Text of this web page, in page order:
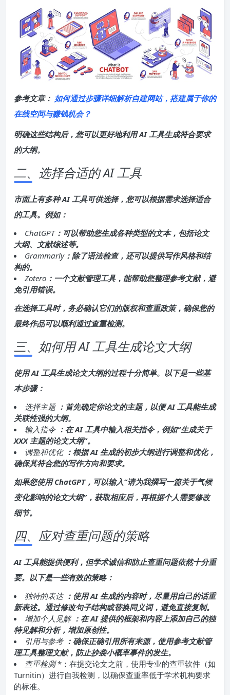
参考文章： 如何通过步骤详细解析自建网站，搭建属于你的
在线空间与赚钱机会？
明确这些结构后，您可以更好地利用 AI 工具生成符合要求
的大纲。
二、选择合适的 AI 工具
市面上有多种 AI 工具可供选择，您可以根据需求选择适合
的工具。例如：
ChatGPT：可以帮助您生成各种类型的文本，包括论文
大纲、文献综述等。
Grammarly：除了语法检查，还可以提供写作风格和结
构的。
Zotero ：一个文献管理工具，能帮助您整理参考文献，避
免引用错误。
在选择工具时，务必确认它们的版权和查重政策，确保您的
最终作品可以顺利通过查重检测。
三、如何用 AI 工具生成论文大纲
使用 AI 工具生成论文大纲的过程十分简单。以下是一些基
本步骤：
选择主题 ：首先确定你论文的主题，以便 AI 工具能生成
关联性强的大纲。
输入指令 ：在 AI 工具中输入相关指令，例如“生成关于
XXX 主题的论文大纲”。
调整和优化 ：根据 AI 生成的初步大纲进行调整和优化，
确保其符合您的写作方向和要求。
如果您使用 ChatGPT，可以输入“请为我撰写一篇关于气候
变化影响的论文大纲”，获取相应后，再根据个人需要修改
细节。
四、应对查重问题的策略
AI 工具能提供便利，但学术诚信和防止查重问题依然十分重
要。以下是一些有效的策略：
独特的表达 ：使用 AI 生成的内容时，尽量用自己的话重
新表述。通过修改句子结构或替换同义词，避免直接复制。
增加个人见解 ：在 AI 提供的框架和内容上添加自己的独
特见解和分析，增加原创性。
引用与参考 ：确保正确引用所有来源，使用参考文献管
理工具整理文献，防止抄袭小概率事件的发生。
查重检测*：在提交论文之前，使用专业的查重软件（如
Turnitin）进行自我检测，以确保查重率低于学术机构要求
的标准。